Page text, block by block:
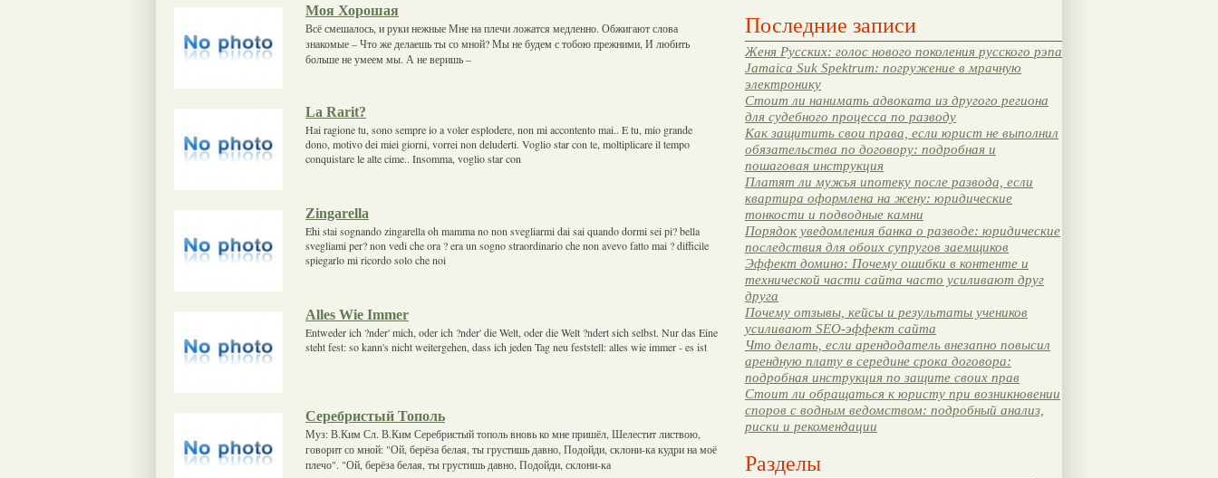
Последние записи
Женя Русских: голос нового поколения русского рэпа
Jamaica Suk Spektrum: погружение в мрачную
электронику
Стоит ли нанимать адвоката из другого региона
для судебного процесса по разводу
Как защитить свои права, если юрист не выполнил
обязательства по договору: подробная и
пошаговая инструкция
Платят ли мужья ипотеку после развода, если
квартира оформлена на жену: юридические
тонкости и подводные камни
Порядок уведомления банка о разводе: юридические
последствия для обоих супругов заемщиков
Эффект домино: Почему ошибки в контенте и
технической части сайта часто усиливают друг
друга
Почему отзывы, кейсы и результаты учеников
усиливают SEO-эффект сайта
Что делать, если арендодатель внезапно повысил
арендную плату в середине срока договора:
подробная инструкция по защите своих прав
Стоит ли обращаться к юристу при возникновении
споров с водным ведомством: подробный анализ,
риски и рекомендации
Разделы
Моя Хорошая
Всё смешалось, и руки нежные Мне на плечи ложатся медленно. Обжигают слова
знакомые – Что же делаешь ты со мной? Мы не будем с тобою прежними, И любить
больше не умеем мы. А не веришь –
La Rarit?
Hai ragione tu, sono sempre io a voler esplodere, non mi accontento mai.. E tu, mio grande
dono, motivo dei miei giorni, vorrei non deluderti. Voglio star con te, moltiplicare il tempo
conquistare le alte cime.. Insomma, voglio star con
Zingarella
Ehi stai sognando zingarella oh mamma no non svegliarmi dai sai quando dormi sei pi? bella
svegliami per? non vedi che ora ? era un sogno straordinario che non avevo fatto mai ? difficile
spiegarlo mi ricordo solo che noi
Alles Wie Immer
Entweder ich ?nder' mich, oder ich ?nder' die Welt, oder die Welt ?ndert sich selbst. Nur das Eine
steht fest: so kann's nicht weitergehen, dass ich jeden Tag neu feststell: alles wie immer - es ist
Серебристый Тополь
Муз: В.Ким Сл. В.Ким Серебристый тополь вновь ко мне пришёл, Шелестит листвою,
говорит со мной: "Ой, берёза белая, ты грустишь давно, Подойди, склони-ка кудри на моё
плечо". "Ой, берёза белая, ты грустишь давно, Подойди, склони-ка